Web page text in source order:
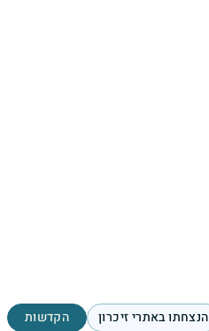
הנצחתו באתרי זיכרון הקדשות